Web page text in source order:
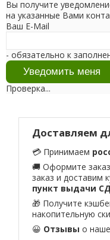
Вы получите
на указанные Вами
Ваш E-Mail
- обязательно к
Проверка...
Доставляем
💳 Принимаем
🚚 Оформите
заказ и доставим
пункт выдачи
🎁 Получите
накопительную
😀 Отзывы о